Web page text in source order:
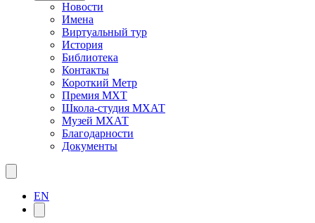
Новости
Имена
Виртуальный тур
История
Библиотека
Контакты
Короткий Метр
Премия МХТ
Школа-студия МХАТ
Музей МХАТ
Благодарности
Документы
EN